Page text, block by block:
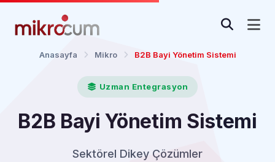
Anasayfa Mikro B2B Bayi Yönetim Sistemi
Uzman Entegrasyon
B2B Bayi Yönetim Sistemi
Sektörel Dikey Çözümler